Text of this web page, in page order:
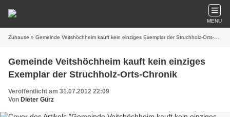
MENU
Zuhause » Gemeinde Veitshöchheim kauft kein einziges Exemplar der Struchholz-Orts-Chronik
Gemeinde Veitshöchheim kauft kein einziges
Exemplar der Struchholz-Orts-Chronik
Veröffentlicht am 31.07.2012 22:09
Von Dieter Gürz